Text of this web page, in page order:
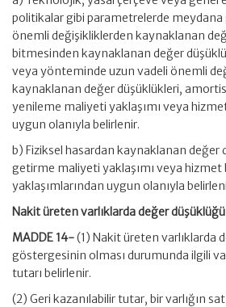
politikalar gibi parametrelerde meydana
önemli değişikliklerden kaynaklanan
bitmesinden kaynaklanan değer
veya yönteminde uzun vadeli önemli
kaynaklanan değer düşüklükleri,
yenileme maliyeti yaklaşımı veya
uygun olanıyla belirlenir.
b) Fiziksel hasardan kaynaklanan değer
getirme maliyeti yaklaşımı veya hizmet
yaklaşımlarından uygun olanıyla
Nakit üreten varlıklarda değer
MADDE 14-(1) Nakit üreten varlıklarda
göstergesinin olması durumunda ilgili
tutarı belirlenir.
(2) Geri kazanılabilir tutar, bir varlığın